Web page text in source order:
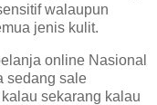
walaupun
jenis kulit.
online Nasional
sedang sale
sekarang kalau